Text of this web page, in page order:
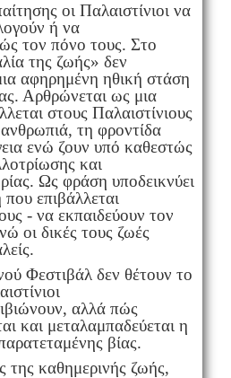
οι Παλαιστίνιοι να
ή να
τον πόνο τους. Στο
της ζωής» δεν
αφηρημένη ηθική στάση
Αρθρώνεται ως μια
στους Παλαιστίνιους
τη φροντίδα
ενώ ζουν υπό καθεστώς
και
Ως φράση υποδεικνύει
επιβάλλεται
- να εκπαιδεύουν τον
οι δικές τους ζωές
Φεστιβάλ δεν θέτουν το
αλλά πώς
και μεταλαμπαδεύεται η
βίας.
της καθημερινής ζωής,